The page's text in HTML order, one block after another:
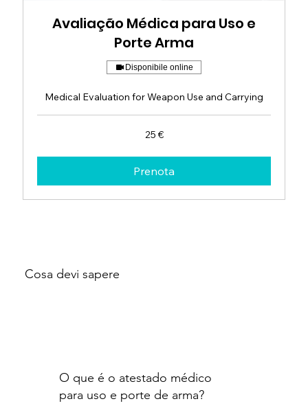
Avaliação Médica para Uso e
Porte Arma
Disponibile online
Medical Evaluation for Weapon Use and Carrying
25 €
Prenota
Cosa devi sapere
O que é o atestado médico
para uso e porte de arma?